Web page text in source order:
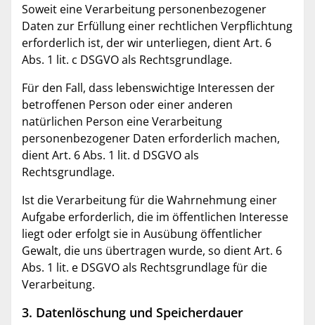
Soweit eine Verarbeitung personenbezogener
Daten zur Erfüllung einer rechtlichen Verpflichtung
erforderlich ist, der wir unterliegen, dient Art. 6
Abs. 1 lit. c DSGVO als Rechtsgrundlage.
Für den Fall, dass lebenswichtige Interessen der
betroffenen Person oder einer anderen
natürlichen Person eine Verarbeitung
personenbezogener Daten erforderlich machen,
dient Art. 6 Abs. 1 lit. d DSGVO als
Rechtsgrundlage.
Ist die Verarbeitung für die Wahrnehmung einer
Aufgabe erforderlich, die im öffentlichen Interesse
liegt oder erfolgt sie in Ausübung öffentlicher
Gewalt, die uns übertragen wurde, so dient Art. 6
Abs. 1 lit. e DSGVO als Rechtsgrundlage für die
Verarbeitung.
3. Datenlöschung und Speicherdauer